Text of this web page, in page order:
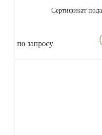
Сертификат
по запросу